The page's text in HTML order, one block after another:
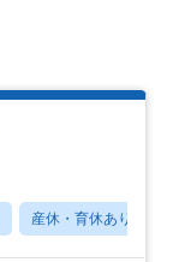
産休・育休あり